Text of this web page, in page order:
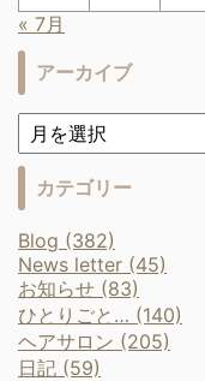
« 7月
アーカイブ
カテゴリー
Blog (382)
News letter (45)
お知らせ (83)
ひとりごと… (140)
ヘアサロン (205)
日記 (59)